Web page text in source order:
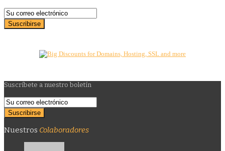
Suscríbete a nuestro boletín
Nuestros Colaboradores